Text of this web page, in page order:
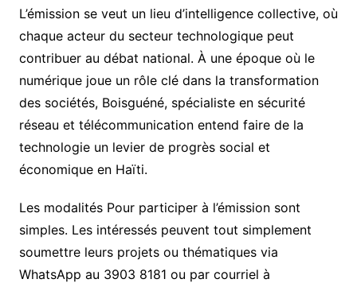
L’émission se veut un lieu d’intelligence collective, où
chaque acteur du secteur technologique peut
contribuer au débat national. À une époque où le
numérique joue un rôle clé dans la transformation
des sociétés, Boisguéné, spécialiste en sécurité
réseau et télécommunication entend faire de la
technologie un levier de progrès social et
économique en Haïti.
Les modalités Pour participer à l’émission sont
simples. Les intéressés peuvent tout simplement
soumettre leurs projets ou thématiques via
WhatsApp au 3903 8181 ou par courriel à